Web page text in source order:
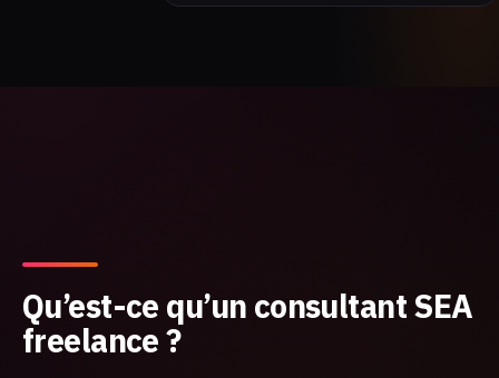
Qu’est-ce qu’un consultant SEA
freelance ?